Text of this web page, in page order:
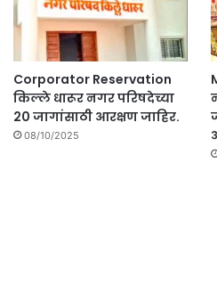
Corporator Reservation
किल्ले धारूर नगर परिषदेच्या
20 जागांसाठी आरक्षण जाहिर.
08/10/2025